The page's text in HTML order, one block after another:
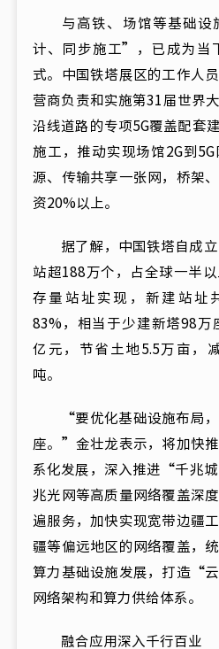
与高铁、场馆等基础设
计、同步施工”，已成为当
式。中国铁塔展区的工作人
营商负责和实施第31届世界
沿线道路的专项5G覆盖配套
施工，推动实现场馆2G到
源、传输共享一张网，桥架
资20%以上。
据了解，中国铁塔自成立
站超188万个，占全球一半
存量站址实现，新建站址
83%，相当于少建新塔98万
亿元，节省土地5.5万亩，
吨。
“要优化基础设施布局，
座。”金壮龙表示，将加快
系化发展，深入推进“千兆
兆光网等高质量网络覆盖深
遍服务，加快实现宽带边疆
疆等偏远地区的网络覆盖，
算力基础设施发展，打造“
网络架构和算力供给体系。
融合应用深入千行百业